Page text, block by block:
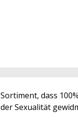
Sortiment, dass 100%
der Sexualität